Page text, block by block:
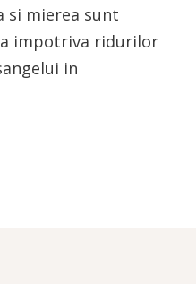
si mierea sunt
impotriva ridurilor
in